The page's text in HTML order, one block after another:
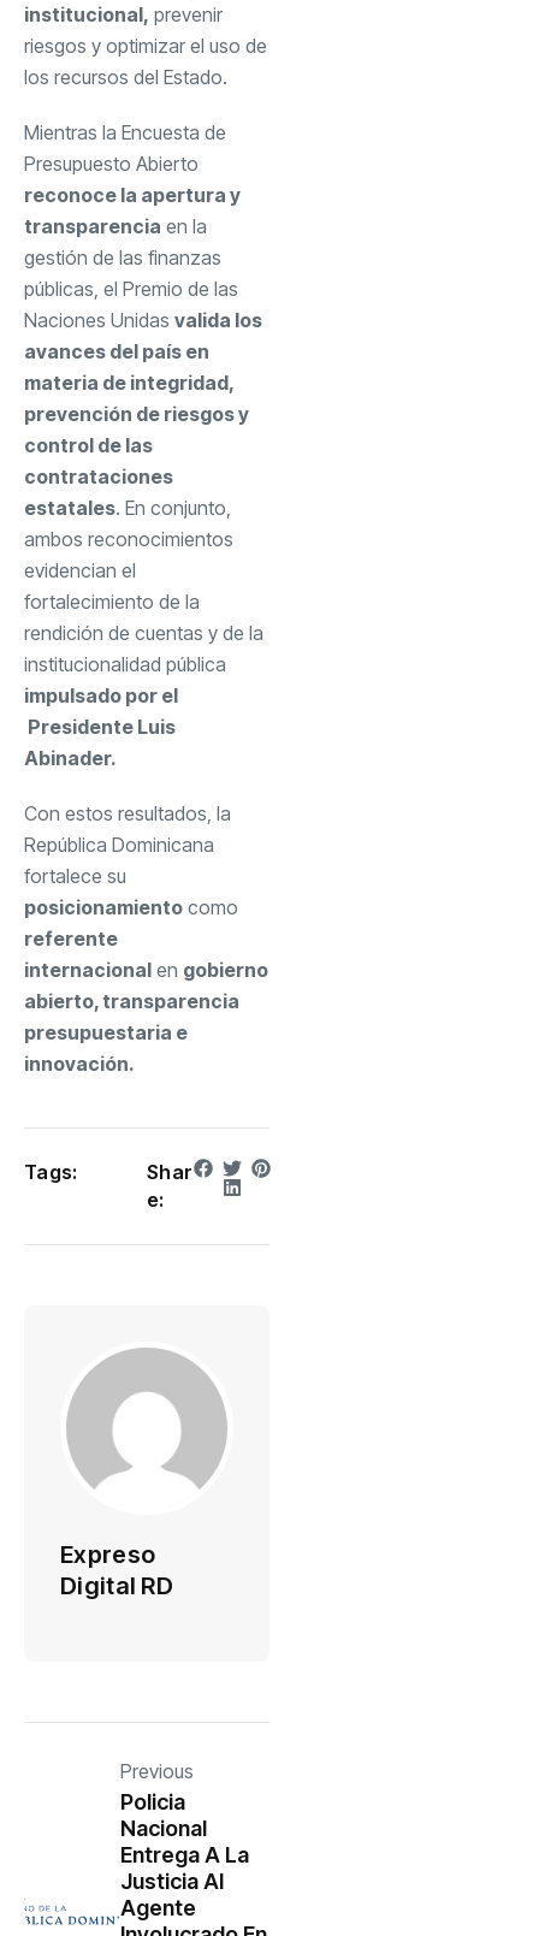
institucional, prevenir
riesgos y optimizar el uso de
los recursos del Estado.
Mientras la Encuesta de
Presupuesto Abierto
reconoce la apertura y
transparencia en la
gestión de las finanzas
públicas, el Premio de las
Naciones Unidas valida los
avances del país en
materia de integridad,
prevención de riesgos y
control de las
contrataciones
estatales. En conjunto,
ambos reconocimientos
evidencian el
fortalecimiento de la
rendición de cuentas y de la
institucionalidad pública
impulsado por el
Presidente Luis
Abinader.
Con estos resultados, la
República Dominicana
fortalece su
posicionamiento como
referente
internacional en gobierno
abierto, transparencia
presupuestaria e
innovación.
Tags:
Shar
e:
Expreso
Digital RD
Previous
Policia
Nacional
Entrega A La
Justicia Al
Agente